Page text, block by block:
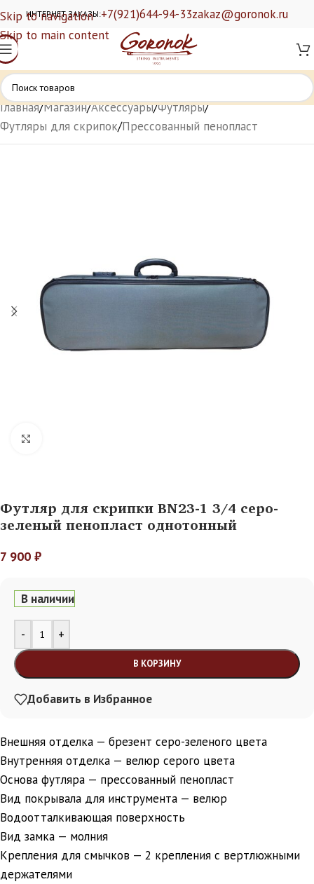
Skip to navigation
Skip to main content
ИНТЕРНЕТ ЗАКАЗЫ:+7(921)644-94-33zakaz@goronok.ru
Главная/Магазин/Аксессуары/Футляры/
Футляры для скрипок/Прессованный пенопласт
Футляр для скрипки BN23-1 3/4 серо-
зеленый пенопласт однотонный
7 900 ₽
В наличии
- +
В КОРЗИНУ
Alternative:
Добавить в Избранное
Внешняя отделка — брезент серо-зеленого цвета
Внутренняя отделка — велюр серого цвета
Основа футляра — прессованный пенопласт
Вид покрывала для инструмента — велюр
Водоотталкивающая поверхность
Вид замка — молния
Крепления для смычков — 2 крепления с вертлюжными
держателями